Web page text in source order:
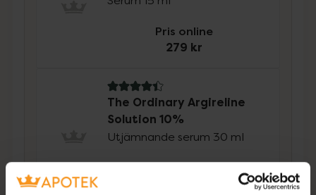
Pris online
279 kr
4.4 av 5 i omdöme
The Ordinary Argireline
Solution 10%
Utjämnande serum 30 ml
Pris online